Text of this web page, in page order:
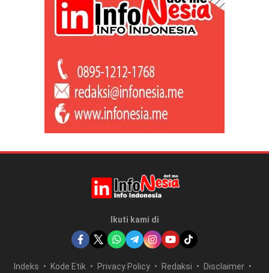
Ikuti kami di
Indeks Kode Etik Privacy Policy Redaksi Disclaimer